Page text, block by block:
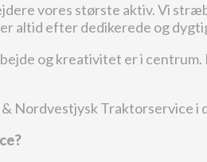
vores største aktiv. Vi
altid efter dedikerede og
og kreativitet er i
Nordvestjysk Traktorservice i